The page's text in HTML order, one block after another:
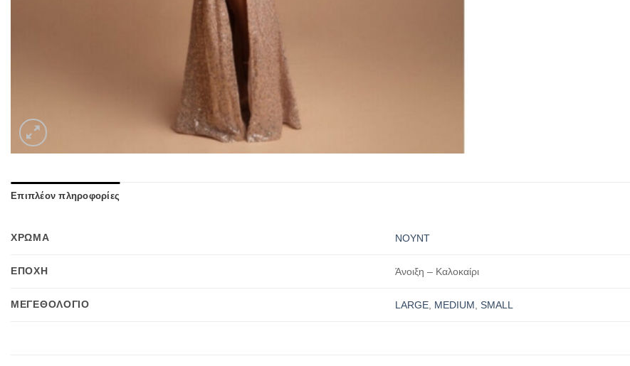
Επιπλέον πληροφορίες
ΧΡΩΜΑ ΝΟΥΝΤ
ΕΠΟΧΉ Άνοιξη – Καλοκαίρι
ΜΕΓΕΘΟΛΟΓΙΟ LARGE, MEDIUM,SMALL